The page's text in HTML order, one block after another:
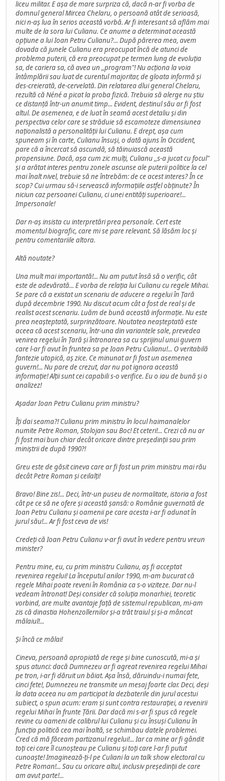
liceu militar. E așa de mare surpriza că, dacă n-ar fi vorba de
domnul general Mircea Chelaru, o persoană atât de serioasă,
nici n-aș lua în serios această vorbă. Ar fi interesant să aflăm mai
multe de la sora lui Culianu. Ce anume a determinat această
opțiune a lui Ioan Petru Culianu?... După părerea mea, avem
dovada că junele Culianu era preocupat încă de atunci de
problema puterii, că era preocupat pe termen lung de evoluția
sa, de cariera sa, că avea un ,,program"! Nu acționa la voia
întâmplării sau luat de curentul majoritar, de gloata informă și
des-creierată, de-cervelată. Din relatarea dlui general Chelaru,
rezultă că Néné a picat la proba fizică. Trebuia să alerge nu știu
ce distanță într-un anumit timp... Evident, destinul său ar fi fost
altul. De asemenea, e de luat în seamă acest detaliu și din
perspectiva celor care se străduie să escamoteze dimensiunea
naționalistă a personalității lui Culianu. E drept, așa cum
spuneam și în carte, Culianu însuși, o dată ajuns în Occident,
pare că a încercat să ascundă, să tăinuiască această
propensiune. Dacă, așa cum zic mulți, Culianu ,,s-a jucat cu focul"
și a arătat interes pentru zonele ascunse ale puterii politice la cel
mai înalt nivel, trebuie să ne întrebăm: de ce acest interes? În ce
scop? Cui urmau să-i servească informațiile astfel obținute? În
niciun caz persoanei Culianu, ci unei entități superioare!...
Impersonale!
Dar n-aș insista cu interpretări prea personale. Cert este
momentul biografic, care mi se pare relevant. Să lăsăm loc și
pentru comentariile altora.
Altă noutate?
Una mult mai importantă!... Nu am putut însă să o verific, cât
este de adevărată... E vorba de relația lui Culianu cu regele Mihai.
Se pare că a existat un scenariu de aducere a regelui în Țară
după decembrie 1990. Nu discut acum cât a fost de real și de
realist acest scenariu. Luăm de bună această informație. Nu este
prea neașteptată, surprinzătoare. Noutatea neașteptată este
aceea că acest scenariu, într-una din variantele sale, prevedea
venirea regelui în Țară și întronarea sa cu sprijinul unui guvern
care l-ar fi avut în fruntea sa pe Ioan Petru Culianu!... O veritabilă
fantezie utopică, aș zice. Ce minunat ar fi fost un asemenea
guvern!... Nu pare de crezut, dar nu pot ignora această
informație! Alții sunt cei capabili s-o verifice. Eu o iau de bună și o
analizez!
Așadar Ioan Petru Culianu prim ministru?
Îți dai seama?! Culianu prim ministru în locul haimanalelor
numite Petre Roman, Stolojan sau Boc! Et ceteri!... Crezi că nu ar
fi fost mai bun chiar decât oricare dintre președinții sau prim
miniștrii de după 1990?!
Greu este de găsit cineva care ar fi fost un prim ministru mai rău
decât Petre Roman și ceilalți!
Bravo! Bine zis!... Deci, într-un puseu de normalitate, istoria a fost
cât pe ce să ne ofere și această șansă: o Românie guvernată de
Ioan Petru Culianu și oamenii pe care acesta i-ar fi adunat în
jurul său!... Ar fi fost ceva de vis!
Credeți că Ioan Petru Culianu v-ar fi avut în vedere pentru vreun
minister?
Pentru mine, eu, cu prim ministru Culianu, aș fi acceptat
revenirea regelui! La începutul anilor 1990, m-am bucurat că
regele Mihai poate reveni în România ca s-o viziteze. Dar nu-l
vedeam întronat! Deși consider că soluția monarhiei, teoretic
vorbind, are multe avantaje față de sistemul republican, mi-am
zis că dinastia Hohenzollernilor și-a trăt traiul și și-a mâncat
mălaiul!...
Și încă ce mălai!
Cineva, persoană apropiată de rege și bine cunoscută, mi-a și
spus atunci: dacă Dumnezeu ar fi agreat revenirea regelui Mihai
pe tron, i-ar fi dăruit un băiat. Așa însă, dăruindu-i numai fete,
cinci fete!, Dumnezeu ne transmite un mesaj foarte clar. Deci, deși
la data aceea nu am participat la dezbaterile din jurul acestui
subiect, o spun acum: eram și sunt contra restaurației, a revenirii
regelui Mihai în frunte Țării. Dar dacă mi s-ar fi spus că regele
revine cu oameni de calibrul lui Culianu și cu însuși Culianu în
funcția politică cea mai înaltă, se schimbau datele problemei.
Cred că mă făceam partizanul regelui!... Iar ca mine ar fi gândit
toți cei care îl cunoșteau pe Culianu și toți care l-ar fi putut
cunoaște! Imaginează-ți-l pe Culiani la un talk show electoral cu
Petre Roman!... Sau cu oricare altul, inclusiv președinții de care
am avut parte!...